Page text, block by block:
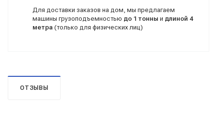
Для доставки заказов на дом, мы предлагаем
машины грузоподъемностью до 1 тонны и длиной 4
метра (только для физических лиц)
ОТЗЫВЫ